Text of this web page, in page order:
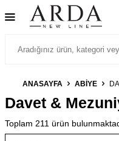
ANASAYFA ABIYE
Davet &
Toplam 211 ürün